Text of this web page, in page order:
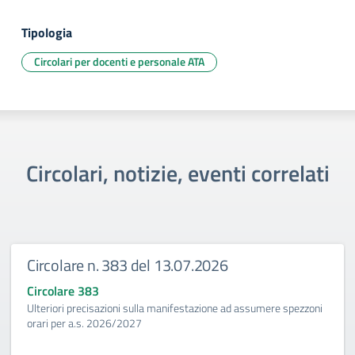
Tipologia
Circolari per docenti e personale ATA
Circolari, notizie, eventi correlati
Circolare n. 383 del 13.07.2026
Circolare 383
Ulteriori precisazioni sulla manifestazione ad assumere spezzoni
orari per a.s. 2026/2027